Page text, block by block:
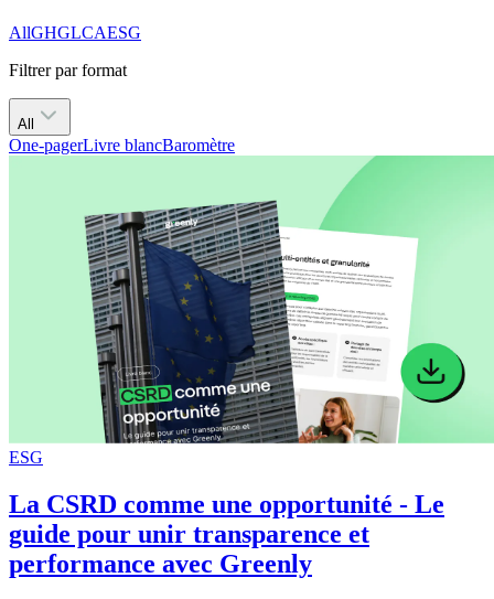
AllGHGLCAESG
Filtrer par format
All
One-pagerLivre blancBaromètre
ESG
La CSRD comme une opportunité - Le
guide pour unir transparence et
performance avec Greenly